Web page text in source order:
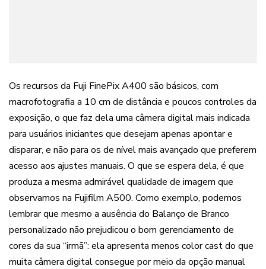
Os recursos da Fuji FinePix A400 são básicos, com
macrofotografia a 10 cm de distância e poucos controles da
exposição, o que faz dela uma câmera digital mais indicada
para usuários iniciantes que desejam apenas apontar e
disparar, e não para os de nível mais avançado que preferem
acesso aos ajustes manuais. O que se espera dela, é que
produza a mesma admirável qualidade de imagem que
observamos na Fujifilm A500. Como exemplo, podemos
lembrar que mesmo a ausência do Balanço de Branco
personalizado não prejudicou o bom gerenciamento de
cores da sua “irmã”: ela apresenta menos color cast do que
muita câmera digital consegue por meio da opção manual